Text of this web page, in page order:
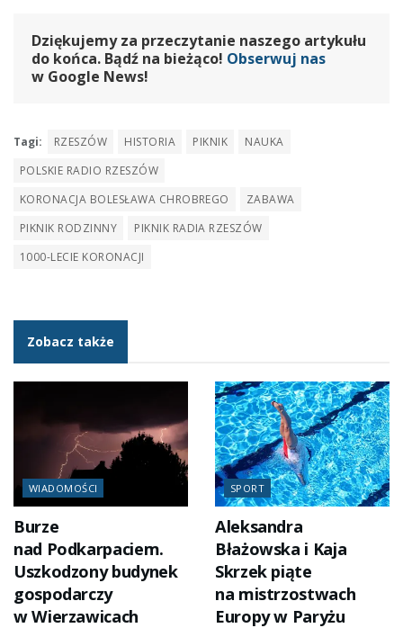
Dziękujemy za przeczytanie naszego artykułu
do końca. Bądź na bieżąco! Obserwuj nas
w Google News!
Tagi: RZESZÓW HISTORIA PIKNIK
NAUKA
POLSKIE RADIO RZESZÓW
KORONACJA BOLESŁAWA CHROBREGO
ZABAWA
PIKNIK RODZINNY
PIKNIK RADIA RZESZÓW
1000-LECIE KORONACJI
Zobacz także
WIADOMOŚCI
Burze
nad Podkarpaciem.
Uszkodzony budynek
gospodarczy
w Wierzawicach
SPORT
Aleksandra
Błażowska i Kaja
Skrzek piąte
na mistrzostwach
Europy w Paryżu